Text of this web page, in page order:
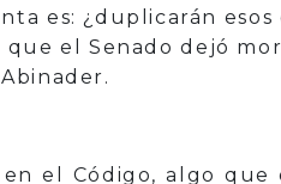
es: ¿duplicarán esos
el Senado dejó
el Código, algo que